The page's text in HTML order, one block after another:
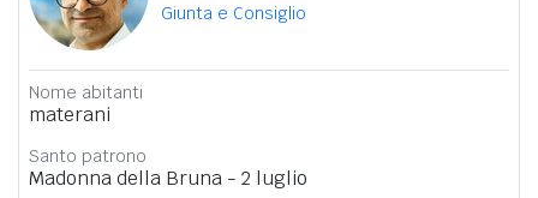
Giunta e Consiglio
Nome abitanti
materani
Santo patrono
Madonna della Bruna - 2 luglio